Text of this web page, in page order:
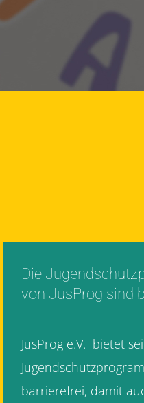
Die
von JusProg sind
JusProg e.V. bietet
barrierefrei, damit